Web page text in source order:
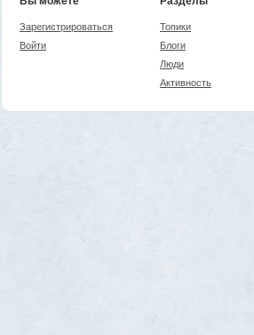
Зарегистрироваться
Войти
Топики
Блоги
Люди
Активность